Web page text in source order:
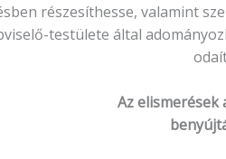
részesíthesse, valamint
testülete által
Az